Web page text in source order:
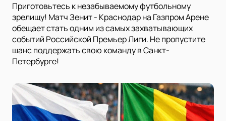
Приготовьтесь к незабываемому футбольному
зрелищу! Матч Зенит - Краснодар на Газпром Арене
обещает стать одним из самых захватывающих
событий Российской Премьер Лиги. Не пропустите
шанс поддержать свою команду в Санкт-
Петербурге!